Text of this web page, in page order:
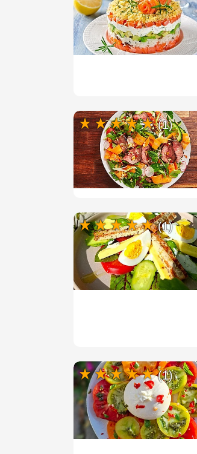
(1)
(1)
(1)